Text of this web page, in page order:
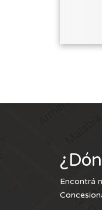
Encontrá